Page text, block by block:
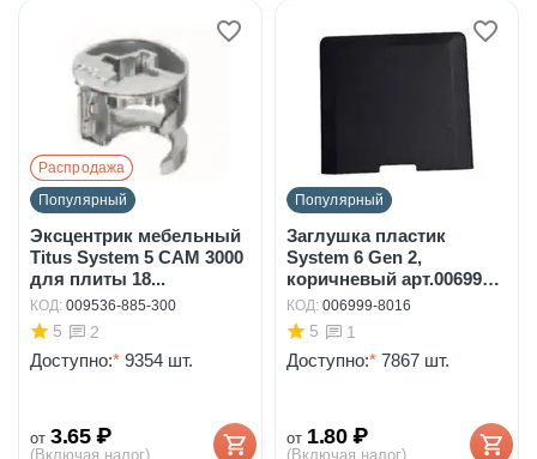
Распродажа
Популярный
Эксцентрик мебельный
Titus System 5 CAM 3000
для плиты 18...
КОД: 009536-885-300
5 2
Доступно:* 9354 шт.
от 3.65 ₽
(Включая налог)
Популярный
Заглушка пластик
System 6 Gen 2,
коричневый арт.006999-
8016
КОД: 006999-8016
5 1
Доступно:* 7867 шт.
от 1.80 ₽
(Включая налог)